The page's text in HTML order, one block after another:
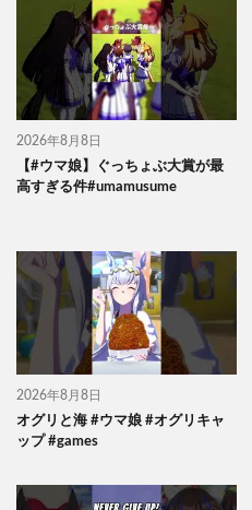
2026年8月8日
【#ウマ娘】ぐっちょぶ大賞が最
高すぎる件#umamusume
2026年8月8日
オグリと海 #ウマ娘 #オグリキャ
ップ #games